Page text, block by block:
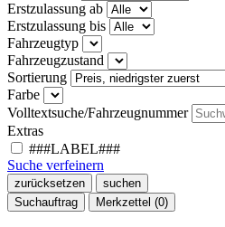
Erstzulassung ab
Erstzulassung bis
Fahrzeugtyp
Fahrzeugzustand
Sortierung
Farbe
Volltextsuche/Fahrzeugnummer
Extras
###LABEL###
Suche verfeinern
zurücksetzen
suchen
Suchauftrag
Merkzettel (0)